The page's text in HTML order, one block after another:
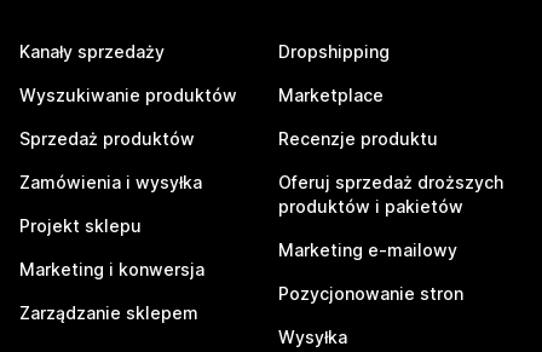
Kanały sprzedaży
Wyszukiwanie produktów
Sprzedaż produktów
Zamówienia i wysyłka
Projekt sklepu
Marketing i konwersja
Zarządzanie sklepem
Dropshipping
Marketplace
Recenzje produktu
Oferuj sprzedaż droższych
produktów i pakietów
Marketing e-mailowy
Pozycjonowanie stron
Wysyłka